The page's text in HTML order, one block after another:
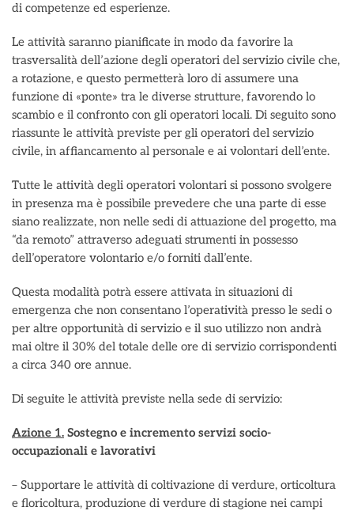
di competenze ed esperienze.
Le attività saranno pianificate in modo da favorire la
trasversalità dell’azione degli operatori del servizio civile che,
a rotazione, e questo permetterà loro di assumere una
funzione di «ponte» tra le diverse strutture, favorendo lo
scambio e il confronto con gli operatori locali. Di seguito sono
riassunte le attività previste per gli operatori del servizio
civile, in affiancamento al personale e ai volontari dell’ente.
Tutte le attività degli operatori volontari si possono svolgere
in presenza ma è possibile prevedere che una parte di esse
siano realizzate, non nelle sedi di attuazione del progetto, ma
“da remoto” attraverso adeguati strumenti in possesso
dell’operatore volontario e/o forniti dall’ente.
Questa modalità potrà essere attivata in situazioni di
emergenza che non consentano l’operatività presso le sedi o
per altre opportunità di servizio e il suo utilizzo non andrà
mai oltre il 30% del totale delle ore di servizio corrispondenti
a circa 340 ore annue.
Di seguite le attività previste nella sede di servizio:
Azione 1. Sostegno e incremento servizi socio-
occupazionali e lavorativi
– Supportare le attività di coltivazione di verdure, orticoltura
e floricoltura, produzione di verdure di stagione nei campi